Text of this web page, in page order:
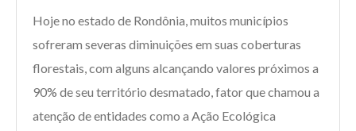
Hoje no estado de Rondônia, muitos municípios
sofreram severas diminuições em suas coberturas
florestais, com alguns alcançando valores próximos a
90% de seu território desmatado, fator que chamou a
atenção de entidades como a Ação Ecológica